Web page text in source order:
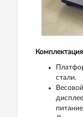
Комплектация
стали.